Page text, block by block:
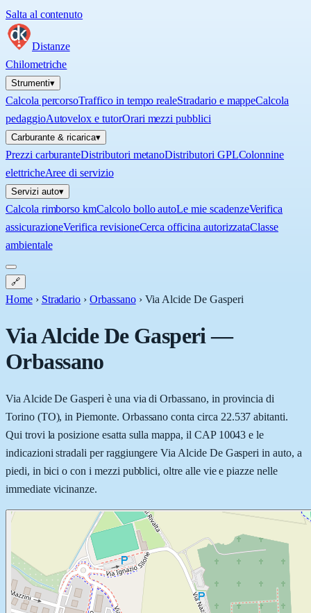
Salta al contenuto
Distanze
Chilometriche
Strumenti▾
Calcola percorsoTraffico in tempo realeStradario e mappeCalcola
pedaggioAutovelox e tutorOrari mezzi pubblici
Carburante & ricarica▾
Prezzi carburanteDistributori metanoDistributori GPLColonnine
elettricheAree di servizio
Servizi auto▾
Calcola rimborso kmCalcolo bollo autoLe mie scadenzeVerifica
assicurazioneVerifica revisioneCerca officina autorizzataClasse
ambientale
🔗
Home › Stradario › Orbassano › Via Alcide De Gasperi
Via Alcide De Gasperi—
Orbassano
Via Alcide De Gasperi è una via di Orbassano, in provincia di
Torino (TO), in Piemonte. Orbassano conta circa 22.537 abitanti.
Qui trovi la posizione esatta sulla mappa, il CAP 10043 e le
indicazioni stradali per raggiungere Via Alcide De Gasperi in auto, a
piedi, in bici o con i mezzi pubblici, oltre alle vie e piazze nelle
immediate vicinanze.